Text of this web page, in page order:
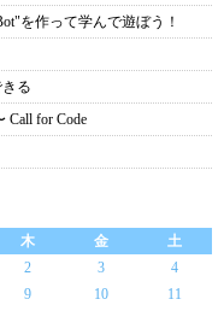
を作って学んで遊ぼう！
る
Call for Code
木 金
土
2 3
4
9 10
11